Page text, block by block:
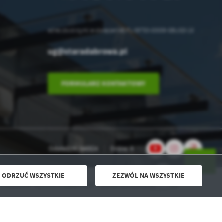
ODRZUĆ WSZYSTKIE ZEZWÓL NA WSZYSTKIE
adres do skrzynki e-doręczeń AE:PL-39753-83089-GBUGD-18
ug@staradabrowa.pl
FORMULARZ KONTAKTOWY
Odwiedzin: 546824 Online: 8
Powered by 2ClickPortal® - Portale nowej generacji
DO GÓRY
"CZYSTE POWIETRZE" - punkt konsultacyjny w UG